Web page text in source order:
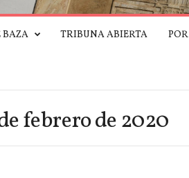
BAZA TRIBUNA ABIERTA
febrero de 2020